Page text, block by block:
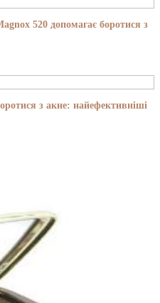
520 допомагає боротися з
з акне: найефективніші